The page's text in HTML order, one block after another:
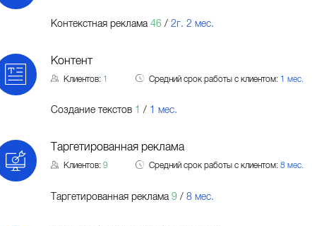
Контекстная реклама 46/ 2г. 2 мес.
Контент
Клиентов: 1 Средний срок работы с клиентом: 1 мес.
Создание текстов 1 / 1 мес.
Таргетированная реклама
Клиентов:9 Средний срок работы с клиентом: 8 мес.
Таргетированная реклама 9/ 8 мес.